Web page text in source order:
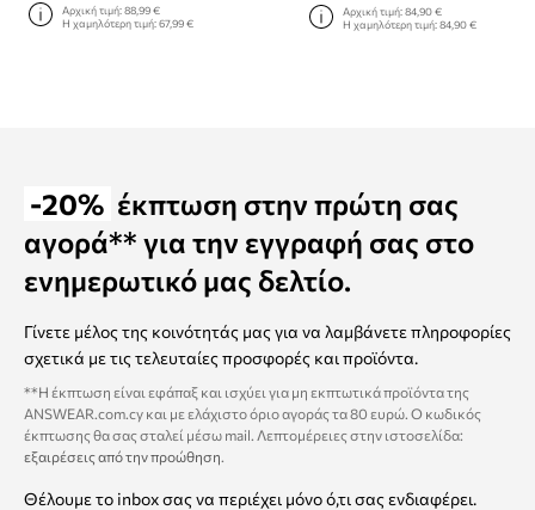
Αρχική τιμή:88,99 €
Η χαμηλότερη τιμή:67,99 €
Αρχική τιμή: 84,90 €
Η χαμηλότερη τιμή: 84,90 €
-20% έκπτωση στην πρώτη σας
αγορά** για την εγγραφή σας στο
ενημερωτικό μας δελτίο.
Γίνετε μέλος της κοινότητάς μας για να λαμβάνετε πληροφορίες
σχετικά με τις τελευταίες προσφορές και προϊόντα.
**Η έκπτωση είναι εφάπαξ και ισχύει για μη εκπτωτικά προϊόντα της
ANSWEAR.com.cy και με ελάχιστο όριο αγοράς τα 80 ευρώ. Ο κωδικός
έκπτωσης θα σας σταλεί μέσω mail. Λεπτομέρειες στην ιστοσελίδα:
εξαιρέσεις από την προώθηση
Θέλουμε το inbox σας να περιέχει μόνο ό,τι σας ενδιαφέρει.